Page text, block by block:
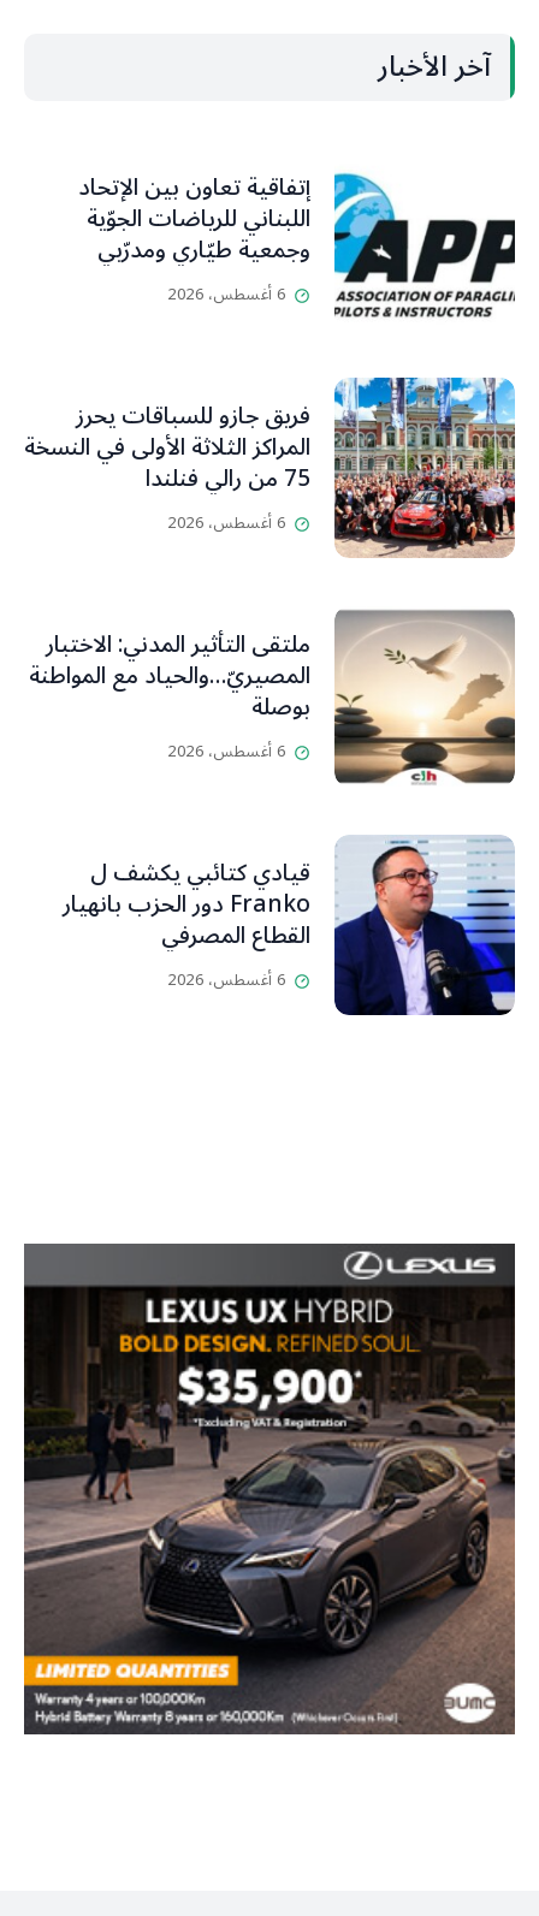
آخر الأخبار
إتفاقية تعاون بين الإتحاد
اللبناني للرياضات الجوّية
وجمعية طيّاري ومدرّبي
الطيران الشراعي
6 أغسطس، 2026
فريق جازو للسباقات يحرز
المراكز الثلاثة الأولى في النسخة
75 من رالي فنلندا
6 أغسطس، 2026
ملتقى التأثير المدني: الاختبار
المصيريّ…والحياد مع المواطنة
بوصلة
6 أغسطس، 2026
قيادي كتائبي يكشف ل
Franko دور الحزب بانهيار
القطاع المصرفي
6 أغسطس، 2026